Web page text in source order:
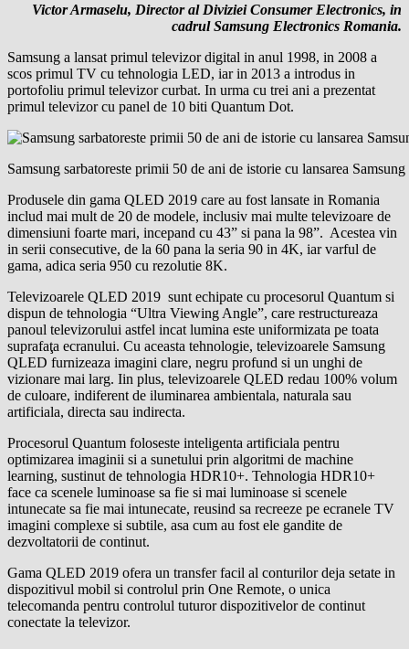
Victor Armaselu, Director al Diviziei Consumer Electronics, in
cadrul Samsung Electronics Romania.
Samsung a lansat primul televizor digital in anul 1998, in 2008 a
scos primul TV cu tehnologia LED, iar in 2013 a introdus in
portofoliu primul televizor curbat. In urma cu trei ani a prezentat
primul televizor cu panel de 10 biti Quantum Dot.
Samsung sarbatoreste primii 50 de ani de istorie cu lansarea
Produsele din gama QLED 2019 care au fost lansate in Romania
includ mai mult de 20 de modele, inclusiv mai multe televizoare de
dimensiuni foarte mari, incepand cu 43” si pana la 98”. Acestea vin
in serii consecutive, de la 60 pana la seria 90 in 4K, iar varful de
gama, adica seria 950 cu rezolutie 8K.
Televizoarele QLED 2019 sunt echipate cu procesorul Quantum si
dispun de tehnologia “Ultra Viewing Angle”, care restructureaza
panoul televizorului astfel incat lumina este uniformizata pe toata
suprafaţa ecranului. Cu aceasta tehnologie, televizoarele Samsung
QLED furnizeaza imagini clare, negru profund si un unghi de
vizionare mai larg. Iin plus, televizoarele QLED redau 100% volum
de culoare, indiferent de iluminarea ambientala, naturala sau
artificiala, directa sau indirecta.
Procesorul Quantum foloseste inteligenta artificiala pentru
optimizarea imaginii si a sunetului prin algoritmi de machine
learning, sustinut de tehnologia HDR10+. Tehnologia HDR10+
face ca scenele luminoase sa fie si mai luminoase si scenele
intunecate sa fie mai intunecate, reusind sa recreeze pe ecranele TV
imagini complexe si subtile, asa cum au fost ele gandite de
dezvoltatorii de continut.
Gama QLED 2019 ofera un transfer facil al conturilor deja setate in
dispozitivul mobil si controlul prin One Remote, o unica
telecomanda pentru controlul tuturor dispozitivelor de continut
conectate la televizor.